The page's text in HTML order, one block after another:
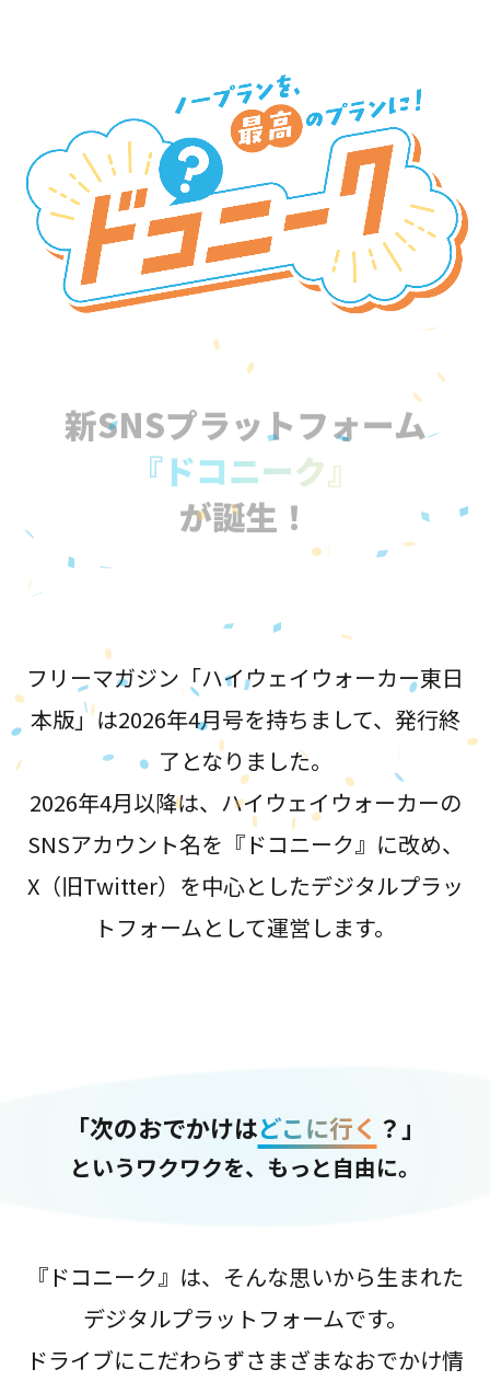
新SNSプラットフォーム
『ドコニーク』
が誕生！
フリーマガジン「ハイウェイウォーカー東日
本版」は2026年4月号を持ちまして、発行終
了となりました。
2026年4月以降は、ハイウェイウォーカーの
SNSアカウント名を『ドコニーク』に改め、
X（旧Twitter）を中心としたデジタルプラッ
トフォームとして運営します。
「次のおでかけはどこに行く ？」
というワクワクを、もっと自由に。
『ドコニーク』は、そんな思いから生まれた
デジタルプラットフォームです。
ドライブにこだわらずさまざまなおでかけ情